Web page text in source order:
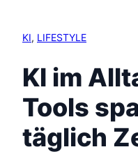
KI, LIFESTYLE
KI im
Tools
täglich